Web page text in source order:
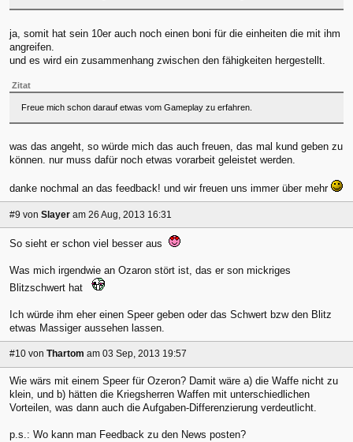
ja, somit hat sein 10er auch noch einen boni für die einheiten die mit ihm
angreifen.
und es wird ein zusammenhang zwischen den fähigkeiten hergestellt.
Zitat
Freue mich schon darauf etwas vom Gameplay zu erfahren.
was das angeht, so würde mich das auch freuen, das mal kund geben zu
können. nur muss dafür noch etwas vorarbeit geleistet werden.
danke nochmal an das feedback! und wir freuen uns immer über mehr
#9 von Slayer am 26 Aug, 2013 16:31
So sieht er schon viel besser aus
Was mich irgendwie an Ozaron stört ist, das er son mickriges
Blitzschwert hat
Ich würde ihm eher einen Speer geben oder das Schwert bzw den Blitz
etwas Massiger aussehen lassen.
#10 von Thartom am 03 Sep, 2013 19:57
Wie wärs mit einem Speer für Ozeron? Damit wäre a) die Waffe nicht zu
klein, und b) hätten die Kriegsherren Waffen mit unterschiedlichen
Vorteilen, was dann auch die Aufgaben-Differenzierung verdeutlicht.
p.s.: Wo kann man Feedback zu den News posten?